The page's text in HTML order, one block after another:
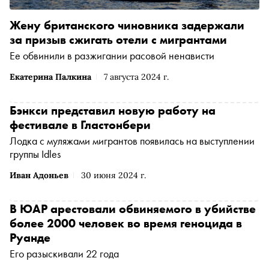
Екатерина Палкина 7 августа 2024 г.
Жену британского чиновника задержали
за призыв сжигать отели с мигрантами
Ее обвинили в разжигании расовой ненависти
Иван Адоньев 30 июня 2024 г.
Бэнкси представил новую работу на
фестивале в Гластонбери
Лодка с муляжами мигрантов появилась на выступлении
группы Idles
В ЮАР арестовали обвиняемого в убийстве
более 2000 человек во время геноцида в
Руанде
Его разыскивали 22 года